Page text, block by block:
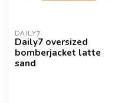
DAILY7
Daily7 oversized
bomberjacket latte
sand